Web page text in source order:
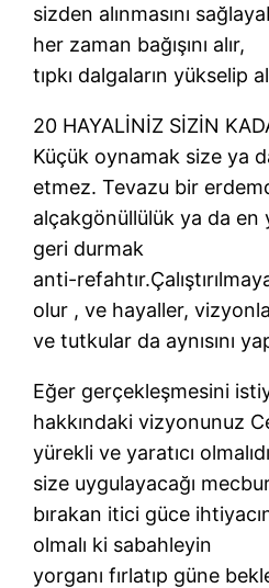
sizden alınmasını
her zaman bağışını alır,
tıpkı dalgaların yükselip
20 HAYALİNİZ SİZİN
Küçük oynamak size ya
etmez. Tevazu bir
alçakgönüllülük ya da en
geri durmak
anti-
olur , ve hayaller,
ve tutkular da aynısını
Eğer gerçekleşmesini
hakkındaki vizyonunuz
yürekli ve yaratıcı
size uygulayacağı
bırakan itici güce
olmalı ki sabahleyin
yorganı fırlatıp güne